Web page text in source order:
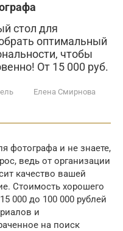
стол для
оптимальный
чтобы
От 15 000 руб.
Елена Смирнова
фотографа и не знаете,
ведь от организации
качество вашей
Стоимость хорошего
000 до 100 000 рублей
и
на поиск